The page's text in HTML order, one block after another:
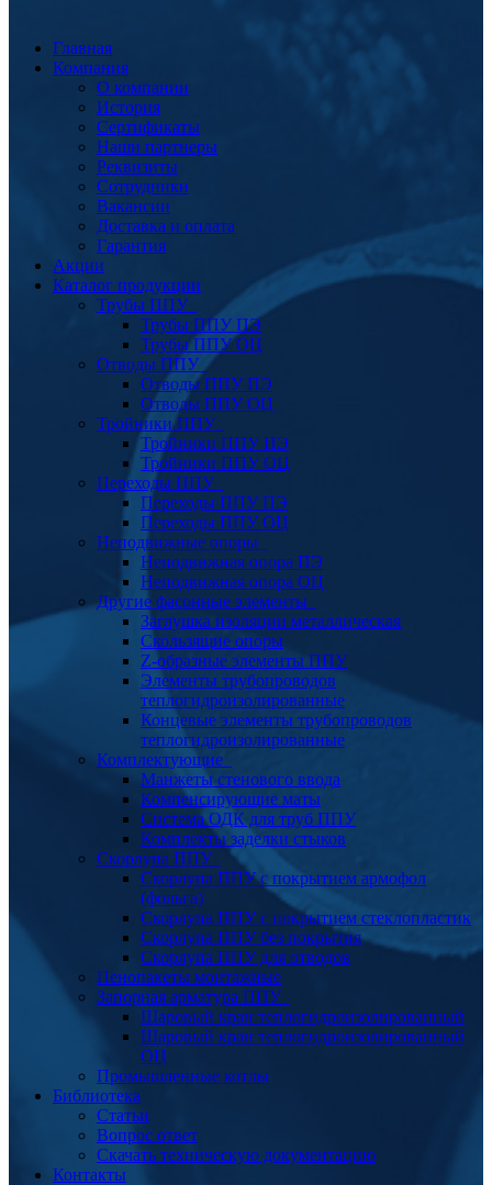
Главная
Компания
О компании
История
Сертификаты
Наши партнеры
Реквизиты
Сотрудники
Вакансии
Доставка и оплата
Гарантия
Акции
Каталог продукции
Трубы ППУ
Трубы ППУ ПЭ
Трубы ППУ ОЦ
Отводы ППУ
Отводы ППУ ПЭ
Отводы ППУ ОЦ
Тройники ППУ
Тройники ППУ ПЭ
Тройники ППУ ОЦ
Переходы ППУ
Переходы ППУ ПЭ
Переходы ППУ ОЦ
Неподвижные опоры
Неподвижная опора ПЭ
Неподвижная опора ОЦ
Другие фасонные элементы
Заглушка изоляции металлическая
Скользящие опоры
Z-образные элементы ППУ
Элементы трубопроводов
теплогидроизолированные
Концевые элементы трубопроводов
теплогидроизолированные
Комплектующие
Манжеты стенового ввода
Компенсирующие маты
Система ОДК для труб ППУ
Комплекты заделки стыков
Скорлупа ППУ
Скорлупа ППУ с покрытием армофол
(фольга)
Скорлупа ППУ с покрытием стеклопластик
Скорлупа ППУ без покрытия
Скорлупа ППУ для отводов
Пенопакеты монтажные
Запорная арматура ППУ
Шаровый кран теплогидроизолированный
Шаровый кран теплогидроизолированный
ОЦ
Промышленные котлы
Библиотека
Статьи
Вопрос ответ
Скачать техническую документацию
Контакты